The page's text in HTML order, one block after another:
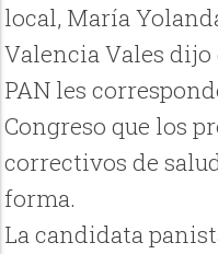
local, María
Valencia Vales
PAN les
Congreso que los
correctivos de
forma.
La candidata